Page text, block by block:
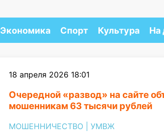
Экономика Спорт Культура На
18 апреля 2026 18:01
Очередной «развод» на сайте
мошенникам 63 тысячи рублей
МОШЕННИЧЕСТВО УМВЖ